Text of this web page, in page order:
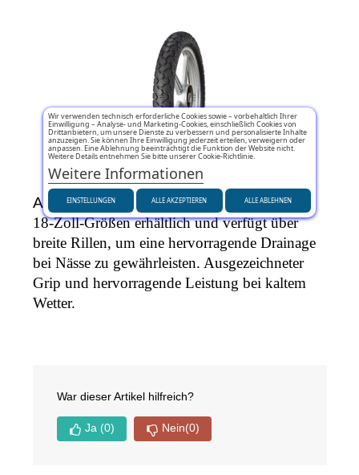
Anlas NR-50 WinterGrip ist Gummi nur in
18-Zoll-Größen erhältlich und verfügt über
breite Rillen, um eine hervorragende Drainage
bei Nässe zu gewährleisten. Ausgezeichneter
Grip und hervorragende Leistung bei kaltem
Wetter.
War dieser Artikel hilfreich?
Ja (0) Nein(0)
Wir verwenden technisch erforderliche Cookies sowie – vorbehaltlich Ihrer
Einwilligung – Analyse- und Marketing-Cookies, einschließlich Cookies von
Drittanbietern, um unsere Dienste zu verbessern und personalisierte Inhalte
anzuzeigen. Sie können Ihre Einwilligung jederzeit erteilen, verweigern oder
anpassen. Eine Ablehnung beeinträchtigt die Funktion der Website nicht.
Weitere Details entnehmen Sie bitte unserer Cookie-Richtlinie.
Weitere Informationen
EINSTELLUNGEN ALLE ABLEHNEN
ALLE AKZEPTIEREN